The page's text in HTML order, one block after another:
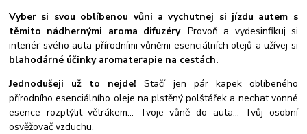
Vyber si svou oblíbenou vůni a vychutnej si jízdu autem s
těmito nádhernými aroma difuzéry. Provoň a vydesinfikuj si
interiér svého auta přírodními vůněmi esenciálních olejů a užívej si
blahodárné účinky aromaterapie na cestách.
Jednodušeji už to nejde!Stačí jen pár kapek oblíbeného
přírodního esenciálního oleje na plstěný polštářek a nechat vonné
esence rozptýlit větrákem... Tvoje vůně do auta... Tvůj osobní
osvěžovač vzduchu.